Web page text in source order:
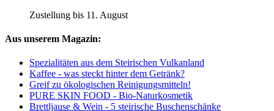
Zustellung bis 11. August
Aus unserem Magazin:
Spezialitäten aus dem Steirischen Vulkanland
Kaffee - was steckt hinter dem Getränk?
Greif zu ökologischen Reinigungsmitteln!
PURE SKIN FOOD - Bio-Naturkosmetik
Brettljause & Wein - 5 steirische Buschenschänke